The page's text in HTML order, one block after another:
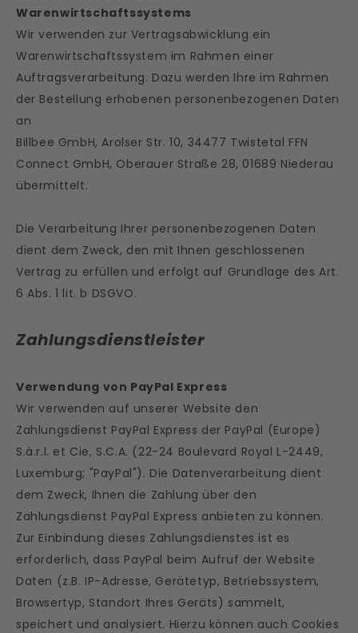
Warenwirtschaftssystems
Wir verwenden zur Vertragsabwicklung ein
Warenwirtschaftssystem im Rahmen einer
Auftragsverarbeitung. Dazu werden Ihre im Rahmen
der Bestellung erhobenen personenbezogenen Daten
an
Billbee GmbH,Arolser Str. 10, 34477 Twistetal FFN
Connect GmbH, Oberauer Straße 28, 01689 Niederau
übermittelt.
Die Verarbeitung Ihrer personenbezogenen Daten
dient dem Zweck, den mit Ihnen geschlossenen
Vertrag zu erfüllen und erfolgt auf Grundlage des Art.
6 Abs. 1 lit. b DSGVO.
Zahlungsdienstleister
Verwendung von PayPal Express
Wir verwenden auf unserer Website den
Zahlungsdienst PayPal Express der PayPal (Europe)
S.à.r.l. et Cie, S.C.A. (22-24 Boulevard Royal L-2449,
Luxemburg; "PayPal"). Die Datenverarbeitung dient
dem Zweck, Ihnen die Zahlung über den
Zahlungsdienst PayPal Express anbieten zu können.
Zur Einbindung dieses Zahlungsdienstes ist es
erforderlich, dass PayPal beim Aufruf der Website
Daten (z.B. IP-Adresse, Gerätetyp, Betriebssystem,
Browsertyp, Standort Ihres Geräts) sammelt,
speichert und analysiert. Hierzu können auch Cookies